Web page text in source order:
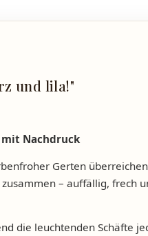
und lila!"
mit Nachdruck
Gerten
– auffällig, frech
die leuchtenden Schäfte